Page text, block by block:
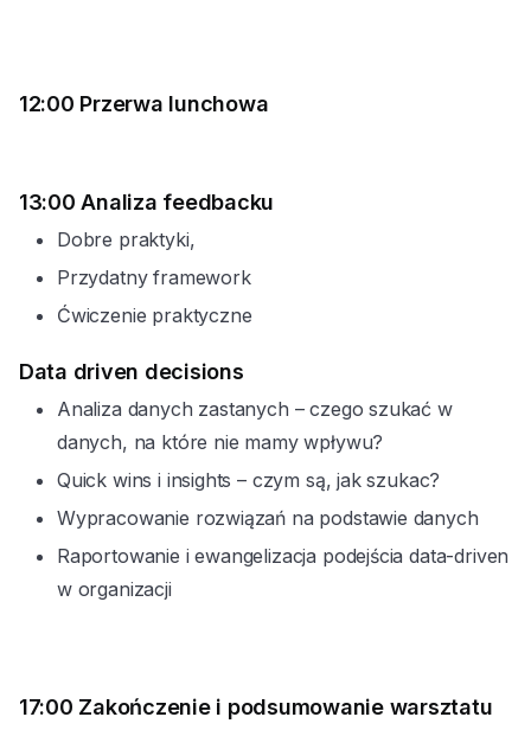
12:00 Przerwa lunchowa
13:00 Analiza feedbacku
Dobre praktyki,
Przydatny framework
Ćwiczenie praktyczne
Data driven decisions
Analiza danych zastanych – czego szukać w
danych, na które nie mamy wpływu?
Quick wins i insights – czym są, jak szukac?
Wypracowanie rozwiązań na podstawie danych
Raportowanie i ewangelizacja podejścia data-driven
w organizacji
17:00 Zakończenie i podsumowanie warsztatu